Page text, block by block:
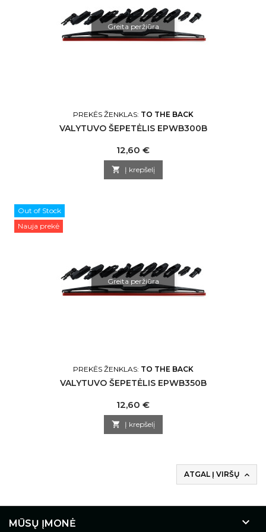
Greita peržiūra
PREKĖS ŽENKLAS: TO THE BACK
VALYTUVO ŠEPETĖLIS EPWB300B
Kaina
12,60 €
 Į krepšelį
Out of Stock
Nauja prekė
Greita peržiūra
PREKĖS ŽENKLAS: TO THE BACK
VALYTUVO ŠEPETĖLIS EPWB350B
Kaina
12,60 €
 Į krepšelį
ATGAL Į VIRŠŲ 
MŪSŲ ĮMONĖ 